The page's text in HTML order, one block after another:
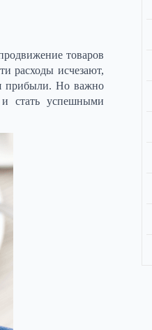
товаров
расходы исчезают,
прибыли. Но важно
и стать успешными